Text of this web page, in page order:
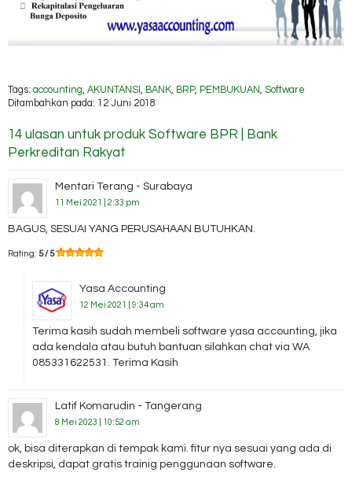
Tags: accounting, AKUNTANSI , BANK, BRP, PEMBUKUAN, Software
Ditambahkan pada: 12 Juni 2018
14 ulasan untuk produk Software BPR | Bank
Perkreditan Rakyat
Mentari Terang - Surabaya
11 Mei 2021 | 2:33 pm
BAGUS, SESUAI YANG PERUSAHAAN BUTUHKAN.
Rating: 5 / 5
Yasa Accounting
12 Mei 2021 | 9:34 am
Terima kasih sudah membeli software yasa accounting, jika
ada kendala atau butuh bantuan silahkan chat via WA
085331622531. Terima Kasih
Latif Komarudin - Tangerang
8 Mei 2023 | 10:52 am
ok, bisa diterapkan di tempak kami. fitur nya sesuai yang ada di
deskripsi, dapat gratis trainig penggunaan software.